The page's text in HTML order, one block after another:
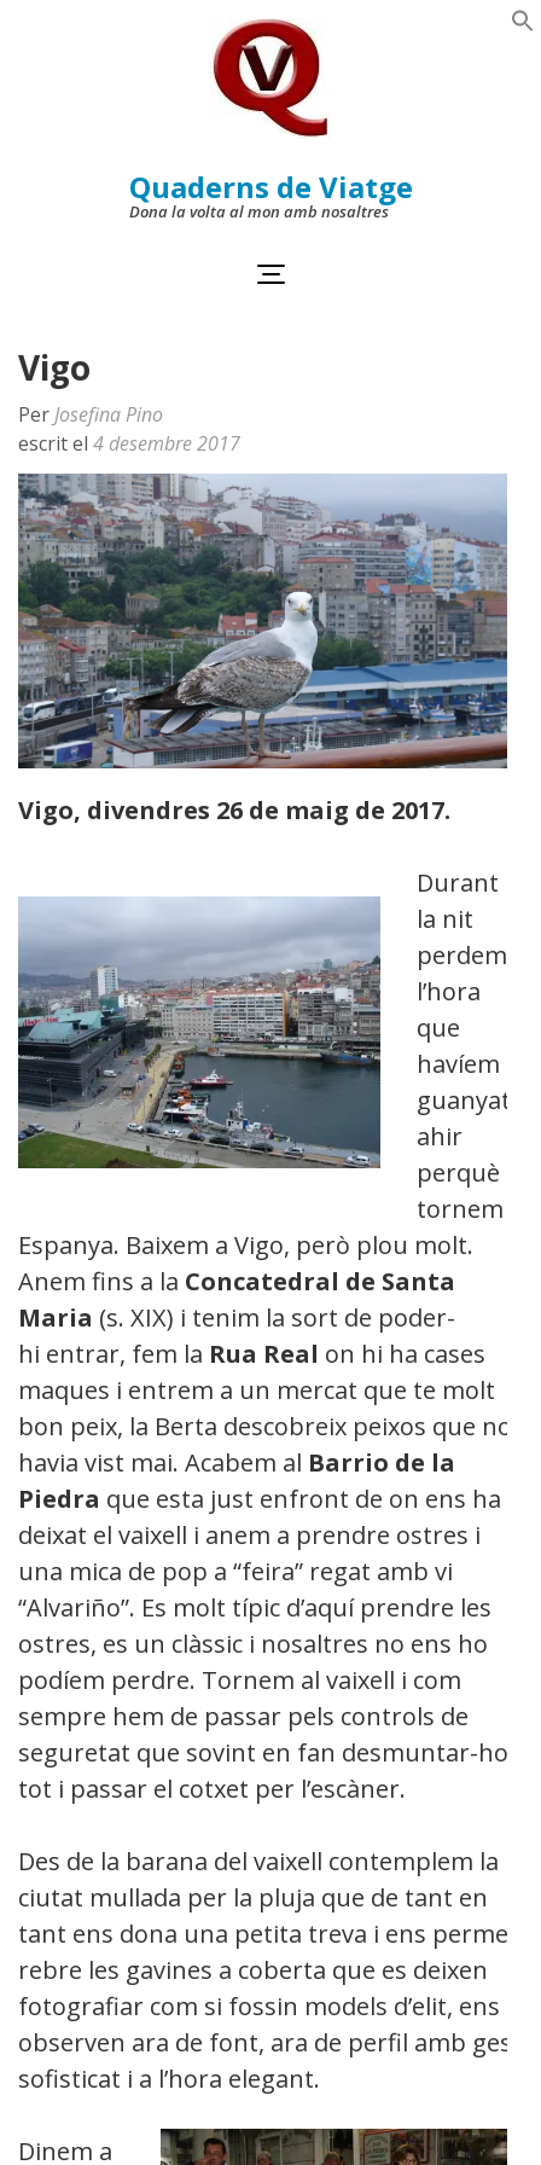
Quaderns de Viatge
Dona la volta al mon amb nosaltres
Vigo
Per Josefina Pino
escrit el 4 desembre 2017
Vigo, divendres 26 de maig de 2017.
Durant
la nit
perdem
l’hora
que
havíem
guanyat
ahir
perquè
tornem a
Espanya. Baixem a Vigo, però plou molt.
Anem fins a la Concatedral de Santa
Maria (s. XIX) i tenim la sort de poder-
hi entrar, fem la Rua Real on hi ha cases
maques i entrem a un mercat que te molt
bon peix, la Berta descobreix peixos que no
havia vist mai. Acabem al Barrio de la
Piedra que esta just enfront de on ens ha
deixat el vaixell i anem a prendre ostres i
una mica de pop a “feira” regat amb vi
“Alvariño”. Es molt típic d’aquí prendre les
ostres, es un clàssic i nosaltres no ens ho
podíem perdre. Tornem al vaixell i com
sempre hem de passar pels controls de
seguretat que sovint en fan desmuntar-ho
tot i passar el cotxet per l’escàner.
Des de la barana del vaixell contemplem la
ciutat mullada per la pluja que de tant en
tant ens dona una petita treva i ens permet
rebre les gavines a coberta que es deixen
fotografiar com si fossin models d’elit, ens
observen ara de font, ara de perfil amb gest
sofisticat i a l’hora elegant.
Dinem a